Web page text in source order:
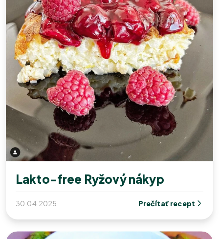
Lakto-free Ryžový nákyp
30.04.2025 Prečítať recept